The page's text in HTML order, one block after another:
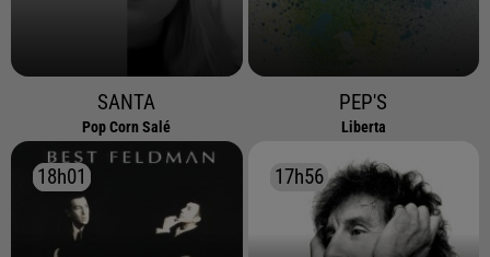
SANTA
Pop Corn Salé
PEP'S
Liberta
18h01
18h01 17h56
17h56